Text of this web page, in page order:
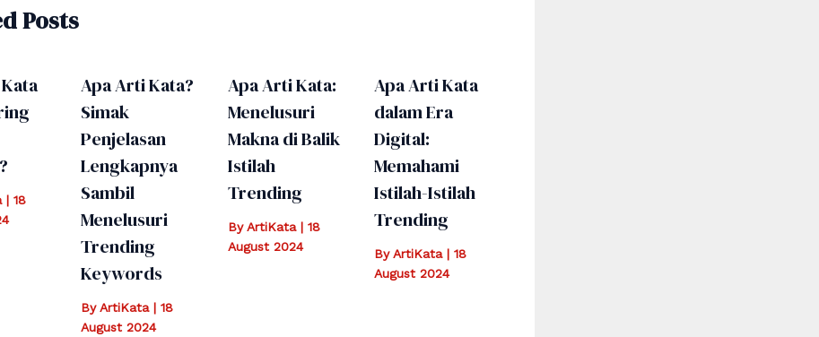
Posts
| 18
Apa Arti Kata?
Simak
Penjelasan
Lengkapnya
Sambil
Menelusuri
Trending
Keywords
ByArtiKata | 18
August 2024
Apa Arti Kata:
Menelusuri
Makna di Balik
Istilah
Trending
ByArtiKata | 18
August 2024
Apa Arti Kata
dalam Era
Digital:
Memahami
Istilah-Istilah
Trending
ByArtiKata|18
August 2024